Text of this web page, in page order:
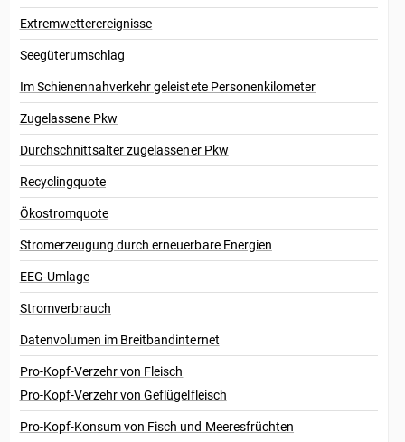
Extremwetterereignisse
Seegüterumschlag
Im Schienennahverkehr geleistete Personenkilometer
Zugelassene Pkw
Durchschnittsalter zugelassener Pkw
Recyclingquote
Ökostromquote
Stromerzeugung durch erneuerbare Energien
EEG-Umlage
Stromverbrauch
Datenvolumen im Breitbandinternet
Pro-Kopf-Verzehr von Fleisch
Pro-Kopf-Verzehr von Geflügelfleisch
Pro-Kopf-Konsum von Fisch und Meeresfrüchten